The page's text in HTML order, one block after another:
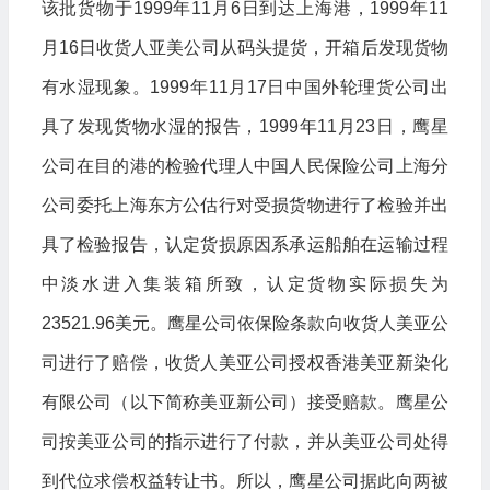
该批货物于1999年11月6日到达上海港，1999年11
月16日收货人亚美公司从码头提货，开箱后发现货物
有水湿现象。1999年11月17日中国外轮理货公司出
具了发现货物水湿的报告，1999年11月23日，鹰星
公司在目的港的检验代理人中国人民保险公司上海分
公司委托上海东方公估行对受损货物进行了检验并出
具了检验报告，认定货损原因系承运船舶在运输过程
中淡水进入集装箱所致，认定货物实际损失为
23521.96美元。鹰星公司依保险条款向收货人美亚公
司进行了赔偿，收货人美亚公司授权香港美亚新染化
有限公司（以下简称美亚新公司）接受赔款。鹰星公
司按美亚公司的指示进行了付款，并从美亚公司处得
到代位求偿权益转让书。所以，鹰星公司据此向两被